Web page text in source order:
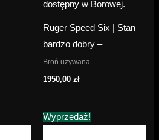
Ruger Speed Six | Stan
bardzo dobry –
Broń używana
1950,00 zł
Wyprzedaż!